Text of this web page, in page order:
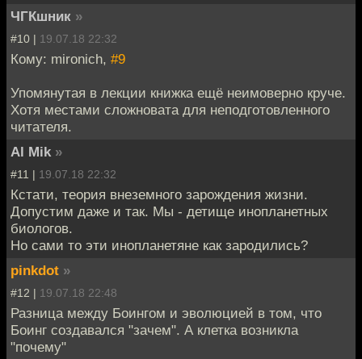
ЧГКшник »
#10 | 19.07.18 22:32
Кому: mironich, #9
Упомянутая в лекции книжка ещё неимоверно круче.
Хотя местами сложновата для неподготовленного
читателя.
Al Mik »
#11 | 19.07.18 22:32
Кстати, теория внеземного зарождения жизни.
Допустим даже и так. Мы - детище инопланетных
биологов.
Но сами то эти инопланетяне как зародились?
pinkdot »
#12 | 19.07.18 22:48
Разница между Боингом и эволюцией в том, что
Боинг создавался "зачем". А клетка возникла
"почему"